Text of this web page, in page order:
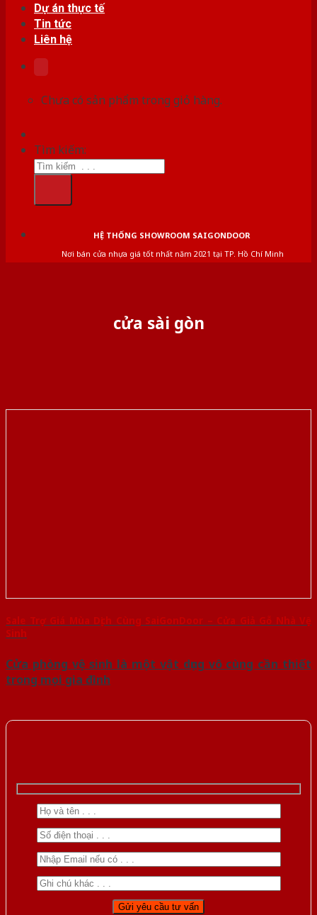
Dự án thực tế
Tin tức
Liên hệ
Chưa có sản phẩm trong giỏ hàng.
Tìm kiếm:
HỆ THỐNG SHOWROOM SAIGONDOOR
Nơi bán cửa nhựa giá tốt nhất năm 2021 tại TP. Hồ Chí Minh
cửa sài gòn
Sale Trợ Giá Mùa Dịch Cùng SaiGonDoor – Cửa Giả Gỗ Nhà Vệ
Sinh
Cửa phòng vệ sinh là một vật dụng vô cùng cần thiết
trong mọi gia đình